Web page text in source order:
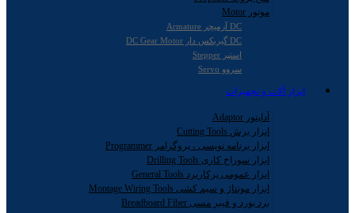
موتور Motor
DC آرمیچر Armature
DC گیربکس دار DC Gear Motor
استپر Stepper
سروو Servo
ابزار آلات و تجهیزات
آداپتور Adaptor
ابزار برش Cutting Tools
ابزار برنامه نویسی ، پروگرامر Programmer
ابزار سوراخ کاری Drilling Tools
ابزار عمومی پرکاربرد General Tools
ابزار مونتاژ و سیم کشی Montage Wiring Tools
برد بورد و فیبر مسی Breadboard Fiber